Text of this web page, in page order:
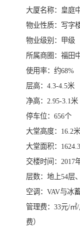
大厦名称：皇庭
物业性质：写字
物业级别：甲级
所属商圈：福田
使用率：约68%
层高：4.3-4.5米
净高：2.95-3.1米
停车位：656个
大堂高度：16.2米
大堂面积：
交楼时间：2017
层数：地上54层
空调：VAV与冰
管理费：33元/㎡
费）